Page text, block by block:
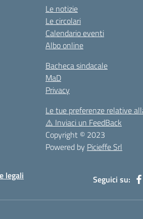
Le notizie
Le circolari
Calendario eventi
Albo online
Bacheca sindacale
MaD
Privacy
Le tue preferenze relative
⚠️ Inviaci un FeedBack
Copyright © 2023
Powered by Picieffe Srl
legali Seguici su: